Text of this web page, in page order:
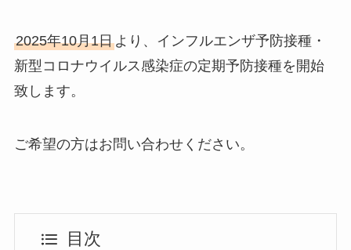
2025年10月1日より、インフルエンザ予防接種・
新型コロナウイルス感染症の定期予防接種を開始
致します。
ご希望の方はお問い合わせください。
目次